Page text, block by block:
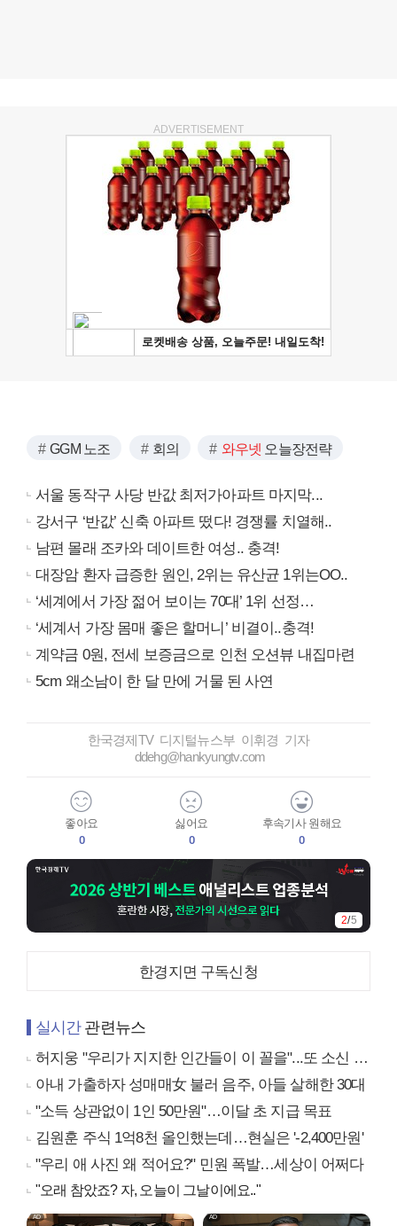
ADVERTISEMENT
GGM 노조 회의 와우넷 오늘장전략
서울 동작구 사당 반값 최저가아파트 마지막...
강서구 ‘반값’ 신축 아파트 떴다! 경쟁률 치열해..
남편 몰래 조카와 데이트한 여성.. 충격!
대장암 환자 급증한 원인, 2위는 유산균 1위는OO..
‘세계에서 가장 젊어 보이는 70대’ 1위 선정…
‘세계서 가장 몸매 좋은 할머니’ 비결이..충격!
계약금 0원, 전세 보증금으로 인천 오션뷰 내집마련
5cm 왜소남이 한 달 만에 거물 된 사연
한국경제TV 디지털뉴스부 이휘경 기자
ddehg@hankyungtv.com
좋아요
0
싫어요
0
후속기사 원해요
0
2/5
한경지면 구독신청
실시간관련뉴스
허지웅 "우리가 지지한 인간들이 이 꼴을"...또 소신 발언
아내 가출하자 성매매女 불러 음주, 아들 살해한 30대
"소득 상관없이 1인 50만원"…이달 초 지급 목표
김원훈 주식 1억8천 올인했는데…현실은 '-2,400만원'
"우리 애 사진 왜 적어요?" 민원 폭발…세상이 어쩌다
"오래 참았죠? 자, 오늘이 그날이에요.."